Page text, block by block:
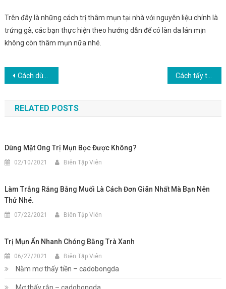
Trên đây là những cách trị thâm mụn tại nhà với nguyên liệu chính là
trứng gà, các bạn thực hiện theo hướng dẫn để có làn da lán mịn
không còn thâm mụn nữa nhé.
Điều
hướng
bài
Cách dùng diếp cá trị thâm mụn tại nhà như thế nào? Cách tẩy trắng răng với nguyên liệu đơn giãn tại nhà
RELATED POSTS
Dùng Mật Ong Trị Mụn Bọc Được Không?
02/10/2021 Biên Tập Viên
Làm Trắng Răng Bằng Muối Là Cách Đơn Giãn Nhất Mà Bạn Nên
Thử Nhé.
07/22/2021 Biên Tập Viên
Trị Mụn Ẩn Nhanh Chóng Bằng Trà Xanh
06/27/2021 Biên Tập Viên
Nằm mơ thấy tiền – cadobongda